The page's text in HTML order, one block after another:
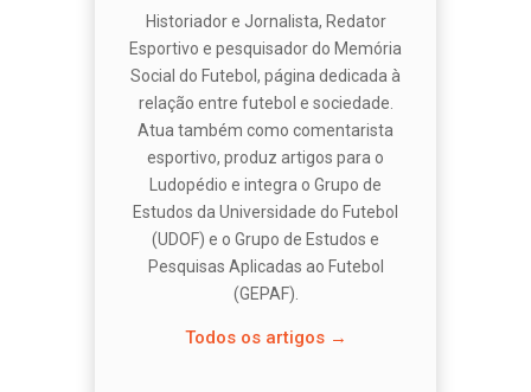
Historiador e Jornalista, Redator
Esportivo e pesquisador do Memória
Social do Futebol, página dedicada à
relação entre futebol e sociedade.
Atua também como comentarista
esportivo, produz artigos para o
Ludopédio e integra o Grupo de
Estudos da Universidade do Futebol
(UDOF) e o Grupo de Estudos e
Pesquisas Aplicadas ao Futebol
(GEPAF).
Todos os artigos →